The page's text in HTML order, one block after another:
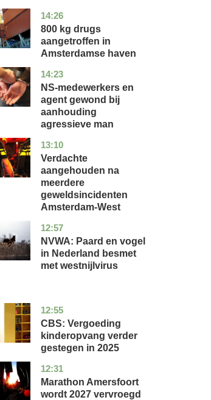
14:26
noord-
holland
nieuws
800 kg drugs
aangetroffen in
Amsterdamse haven
14:23
flevoland
nieuws
NS-medewerkers en
agent gewond bij
aanhouding
agressieve man
13:10
noord-
holland
nieuws
Verdachte
aangehouden na
meerdere
geweldsincidenten
Amsterdam-West
12:57
utrecht
nieuws
NVWA: Paard en vogel
in Nederland besmet
met westnijlvirus
12:55
zuid-
holland
economie
CBS: Vergoeding
kinderopvang verder
gestegen in 2025
12:31
utrecht
nieuws
Marathon Amersfoort
wordt 2027 vervroegd